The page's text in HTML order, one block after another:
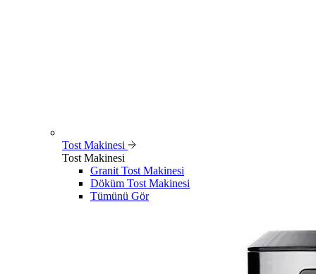
Tost Makinesi
Tost Makinesi
Granit Tost Makinesi
Döküm Tost Makinesi
Tümünü Gör